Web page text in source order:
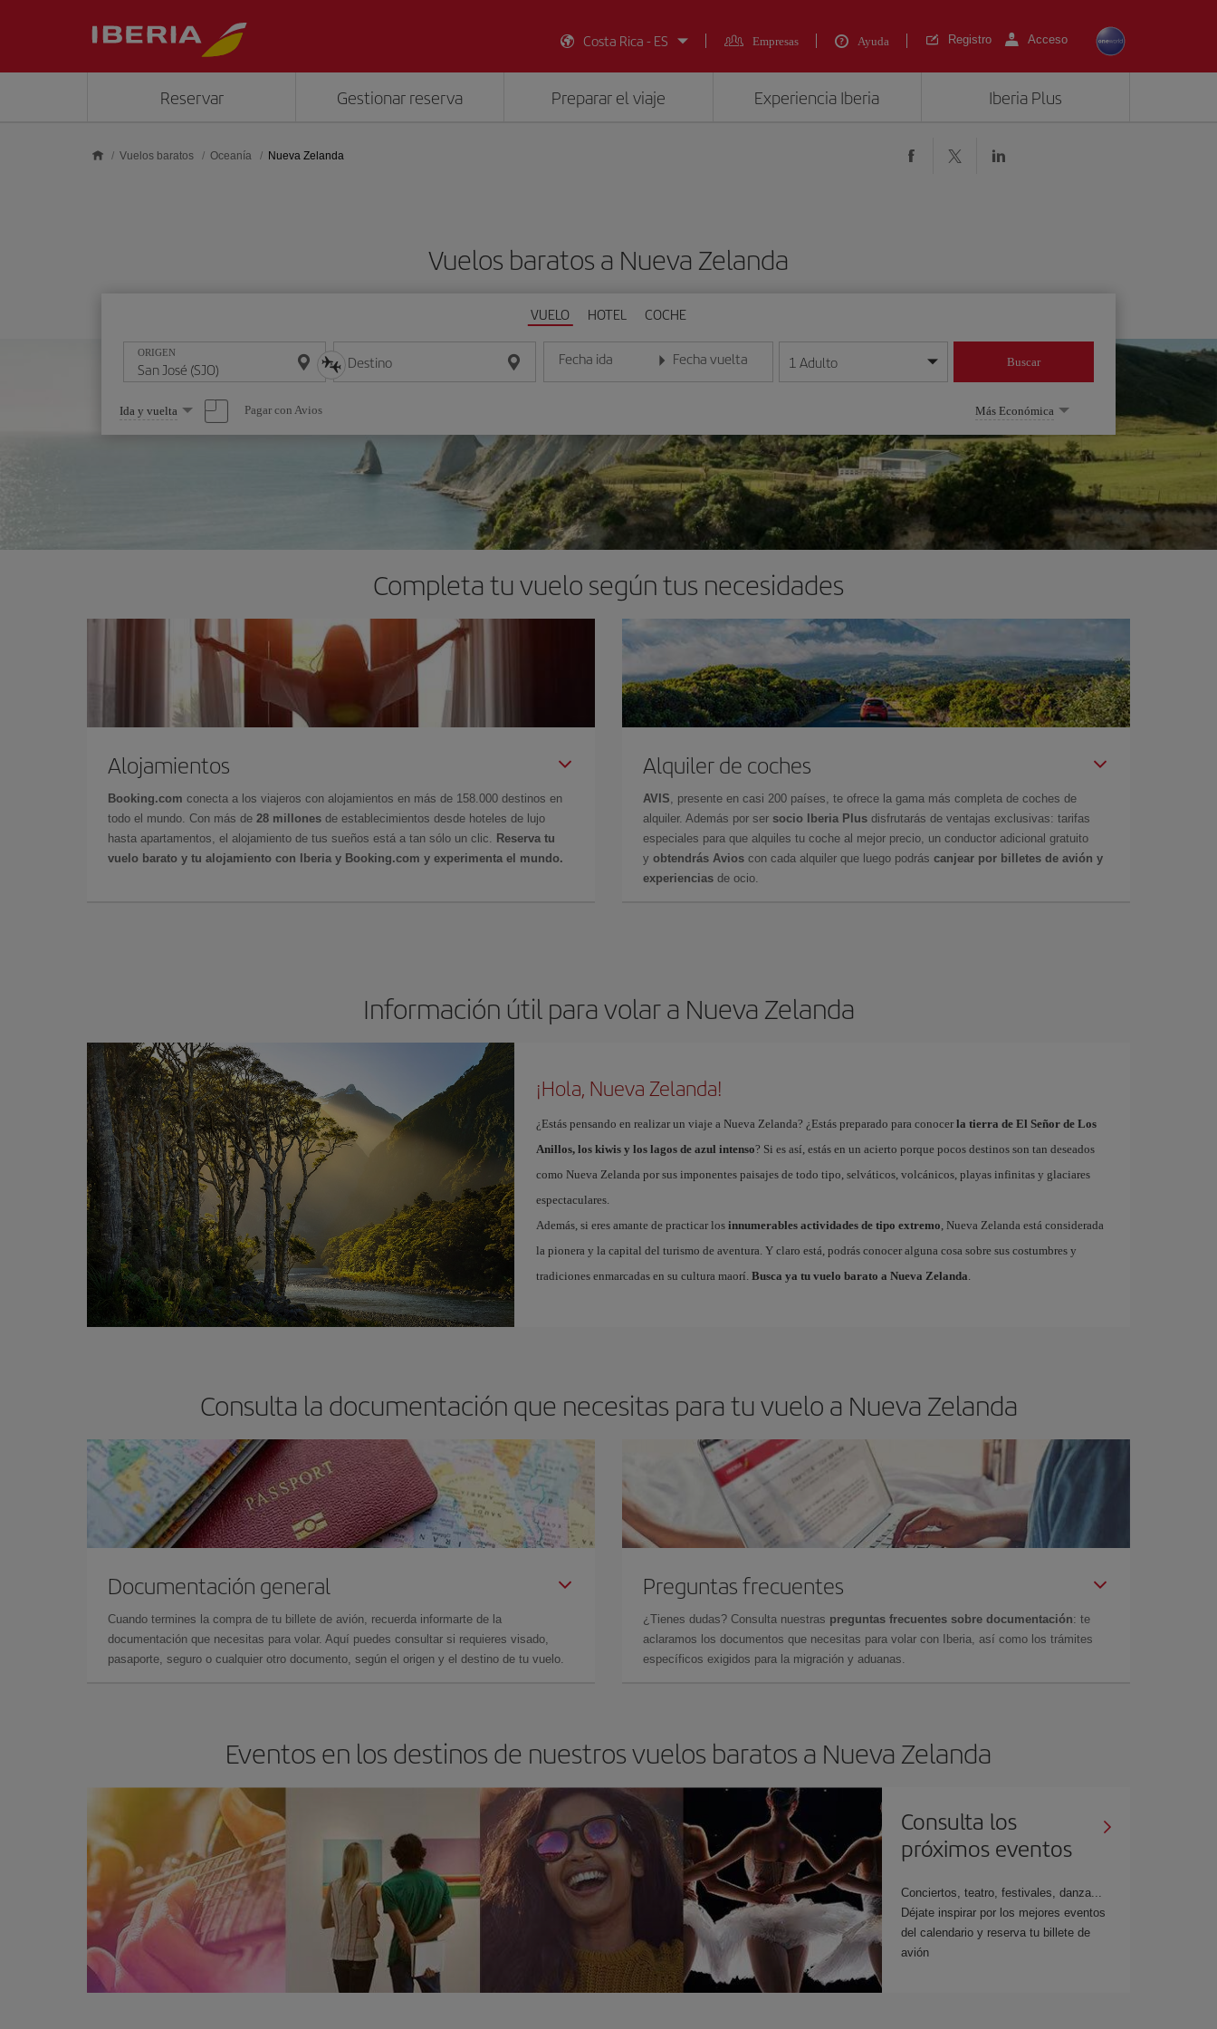
Costa Rica - ES
Empresas Ayuda Registro Acceso
Reservar Gestionar reserva Preparar el viaje Experiencia Iberia Iberia Plus
Vuelos baratos Oceanía Nueva Zelanda
Vuelos baratos a Nueva Zelanda
VUELO HOTEL COCHE
ORIGEN Destino Fecha ida
Introduce la fecha en formato día/mes/año
Fecha vuelta
Introduce la fecha en formato día/mes/año
1 Adulto Buscar
Seleccione
una
opción
Ida y vuelta Pagar con Avios Más Económica
Completa tu vuelo según tus necesidades
Alojamientos
Booking.com conecta a los viajeros con alojamientos en más de 158.000 destinos en
todo el mundo. Con más de 28 millones de establecimientos desde hoteles de lujo
hasta apartamentos, el alojamiento de tus sueños está a tan sólo un clic.
Reserva tu
vuelo barato y tu alojamiento con Iberia y Booking.com y experimenta el mundo.
Alquiler de coches
AVIS , presente en casi 200 países, te ofrece la gama más completa de coches de
alquiler. Además por ser socio Iberia Plus disfrutarás de ventajas exclusivas: tarifas
especiales para que alquiles tu coche al mejor precio, un conductor adicional gratuito
y obtendrás Avios con cada alquiler que luego podrás canjear por billetes de avión y
experiencias de ocio.
Información útil para volar a Nueva Zelanda
¡Hola, Nueva Zelanda!
¿Estás pensando en realizar un viaje a Nueva Zelanda? ¿Estás preparado para conocer la tierra de El Señor de Los
Anillos, los kiwis y los lagos de azul intenso? Si es así, estás en un acierto porque pocos destinos son tan deseados
como Nueva Zelanda por sus imponentes paisajes de todo tipo, selváticos, volcánicos, playas infinitas y glaciares
espectaculares.
Además, si eres amante de practicar los innumerables actividades de tipo extremo , Nueva Zelanda está considerada
la pionera y la capital del turismo de aventura. Y claro está, podrás conocer alguna cosa sobre sus costumbres y
tradiciones enmarcadas en su cultura maorí. Busca ya tu vuelo barato a Nueva Zelanda
Consulta la documentación que necesitas para tu vuelo a Nueva Zelanda
Documentación general
Cuando termines la compra de tu billete de avión, recuerda informarte de la
documentación que necesitas para volar. Aquí puedes consultar si requieres visado,
pasaporte, seguro o cualquier otro documento, según el origen y el destino de tu vuelo.
Preguntas frecuentes
¿Tienes dudas? Consulta nuestras preguntas frecuentes sobre documentación: te
aclaramos los documentos que necesitas para volar con Iberia, así como los trámites
específicos exigidos para la migración y aduanas.
Eventos en los destinos de nuestros vuelos baratos a Nueva Zelanda
Consulta los
próximos eventos
Conciertos, teatro, festivales, danza...
Déjate inspirar por los mejores eventos
del calendario y reserva tu billete de
avión